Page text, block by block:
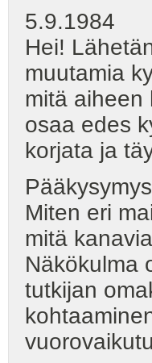
5.9.1984
Hei!
muutamia
mitä aiheen
osaa edes
korjata ja
Miten eri
mitä
Näkökulma
tutkijan